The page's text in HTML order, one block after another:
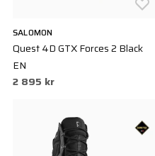
SALOMON
Quest 4D GTX Forces 2 Black
EN
2 895 kr